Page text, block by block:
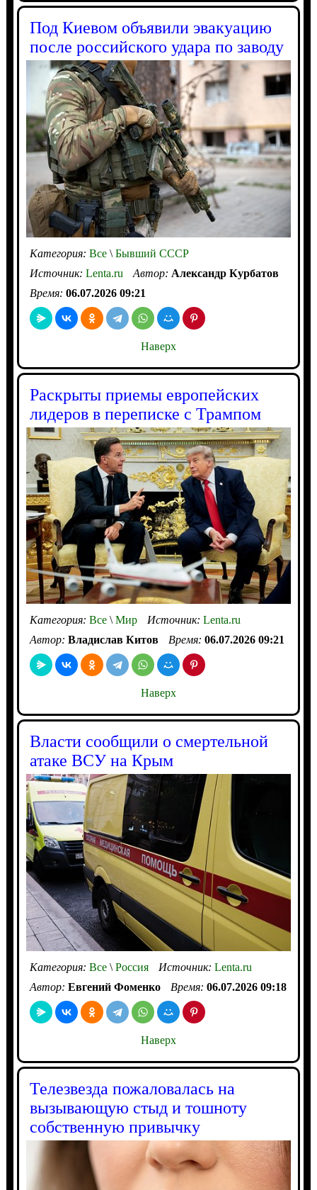
Под Киевом объявили эвакуацию
после российского удара по заводу
Категория: Все\Бывший СССР
Источник: Lenta.ru Автор: Александр Курбатов
Время: 06.07.2026 09:21
Наверх
Раскрыты приемы европейских
лидеров в переписке с Трампом
Категория: Все\Мир Источник: Lenta.ru
Автор: Владислав Китов Время: 06.07.2026 09:21
Наверх
Власти сообщили о смертельной
атаке ВСУ на Крым
Категория: Все\Россия Источник: Lenta.ru
Автор: Евгений Фоменко Время: 06.07.2026 09:18
Наверх
Телезвезда пожаловалась на
вызывающую стыд и тошноту
собственную привычку